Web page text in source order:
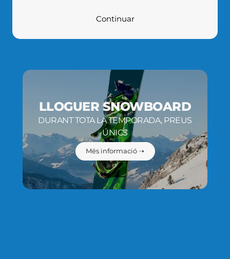
Continuar
LLOGUER SNOWBOARD
DURANT TOTA LA TEMPORADA, PREUS
ÚNICS
Més informació ➝